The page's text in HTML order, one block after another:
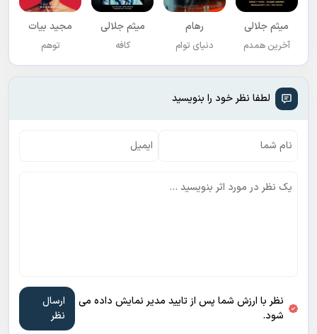
میثم جلالی
آخرین همدم
رهام
دنیای توام
میثم جلالی
کافه
مجید بیات
توهم
لطفا نظر خود را بنویسید
نظر با ارزش شما پس از تایید مدیر نمایش داده می
شود.